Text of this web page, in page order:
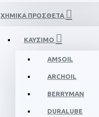
ΧΗΜΙΚΑ ΠΡΟΣΘΕΤΑ
ΚΑΥΣΙΜΟ
AMSOIL
ARCHOIL
BERRYMAN
DURALUBE